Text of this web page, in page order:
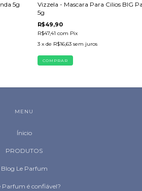
5g
Vizzela - Mascara Para Cilios BIG
5g
R$49,90
R$47,41 com Pix
3 x de R$16,63 sem juros
MENU
Ínicio
PRODUTOS
Blog Le Parfum
Parfum é confiável?